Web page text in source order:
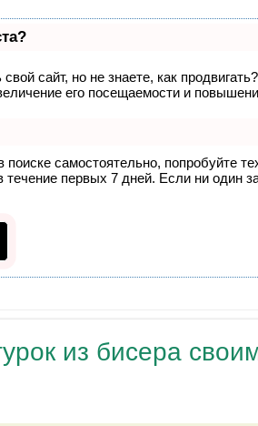
сайт, но не знаете, как
его посещаемости и
самостоятельно, попробуйте
первых 7 дней. Если ни один
из бисера